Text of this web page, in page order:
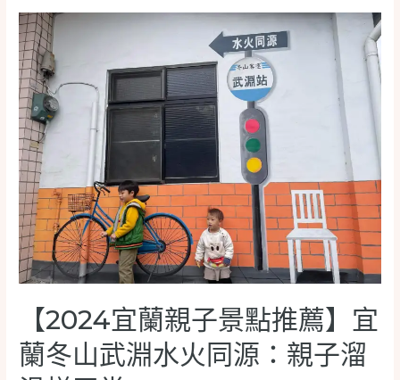
人
潮
聰
明
玩
婚、
結
婚
之
選：
浪
漫
villa
莊
園
民
宿
【2024宜蘭親子景點推薦】宜
蘭冬山武淵水火同源：親子溜